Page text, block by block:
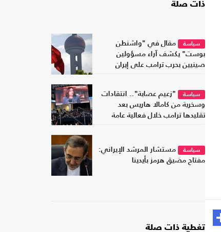
ذات صلة
سياسة
مقال في "واشنطن
بوست" يكشف آراء مسؤولين
صينيين بحرب ترامب على إيران
سياسة
"زعيم عصابة".. انتقادات
وسخرية من كامالا هاريس بعد
تقليدها ترامب خلال فعالية عامة
سياسة
مستشار المرشد الإيراني:
مفتاح مضيق هرمز بأيدينا
تغطية ذات صلة